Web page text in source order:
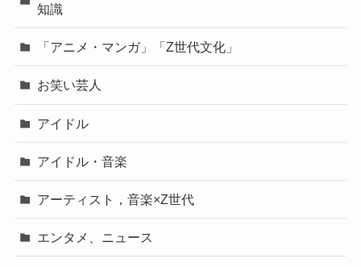
知識
「アニメ・マンガ」「Z世代文化」
お笑い芸人
アイドル
アイドル・音楽
アーティスト，音楽×Z世代
エンタメ、ニュース